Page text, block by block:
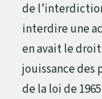
de
interdire une
en avait le
jouissance des
de la loi de